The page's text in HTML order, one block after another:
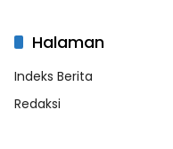
Halaman
Indeks Berita
Redaksi